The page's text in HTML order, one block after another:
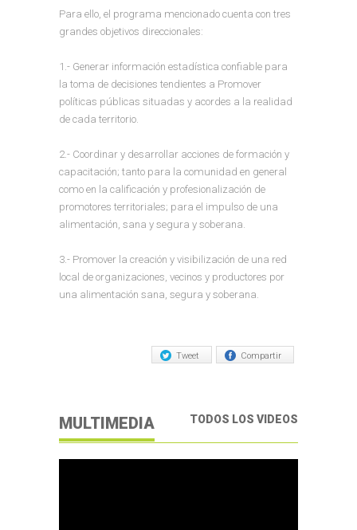
Para ello, el programa mencionado cuenta con tres
grandes objetivos direccionales:
1.- Generar información estadística confiable para
la toma de decisiones tendientes a Promover
políticas públicas situadas y acordes a la realidad
de cada territorio.
2.- Coordinar y desarrollar acciones de formación y
capacitación; tanto para la comunidad en general
como en la calificación y profesionalización de
promotores territoriales; para el impulso de una
alimentación, sana y segura y soberana.
3.- Promover la creación y visibilización de una red
local de organizaciones, vecinos y productores por
una alimentación sana, segura y soberana.
Compartir
Tweet
MULTIMEDIA TODOS LOS VIDEOS